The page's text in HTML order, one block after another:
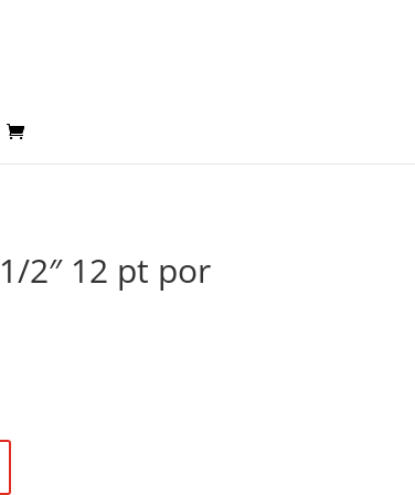
2″ 12 pt por